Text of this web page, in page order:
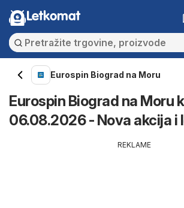
Letkomat
Eurospin Biograd na Moru
Eurospin Biograd na Moru
06.08.2026 - Nova akcija i
REKLAME